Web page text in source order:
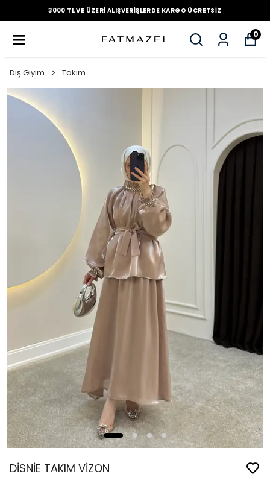
3000 TL VE ÜZERI ALIŞVERIŞLERDE KARGO ÜCRETSIZ
0
Dış Giyim Takım
DİSNİE TAKIM VİZON